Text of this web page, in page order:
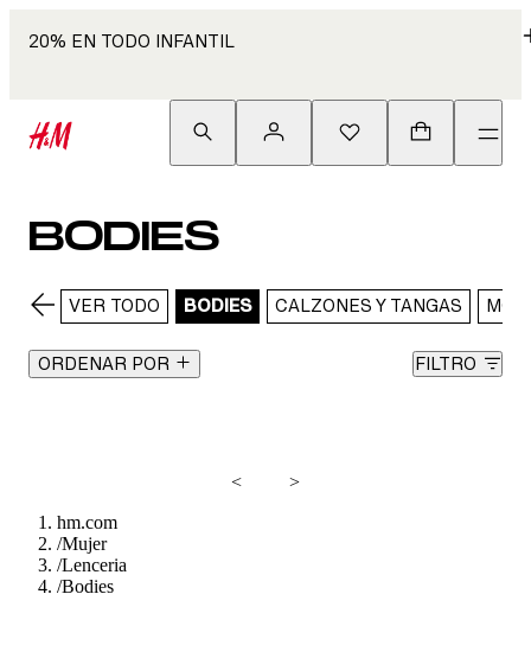
20% EN TODO INFANTIL
BODIES
VER TODO BODIES CALZONES Y TANGAS
ORDENAR POR FILTRO
<
>
hm.com
/Mujer
/Lenceria
/Bodies